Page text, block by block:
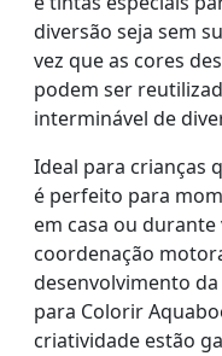
diversão seja sem
vez que as cores
podem ser
interminável de
Ideal para crianças
é perfeito para
em casa ou
coordenação
desenvolvimento
para Colorir
criatividade estão